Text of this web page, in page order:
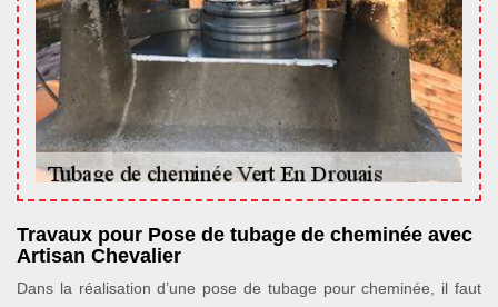
Travaux pour Pose de tubage de cheminée avec
Artisan Chevalier
Dans la réalisation d’une pose de tubage pour cheminée, il faut